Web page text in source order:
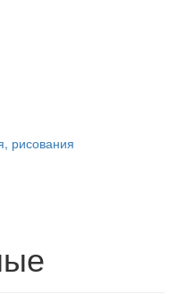
рисования